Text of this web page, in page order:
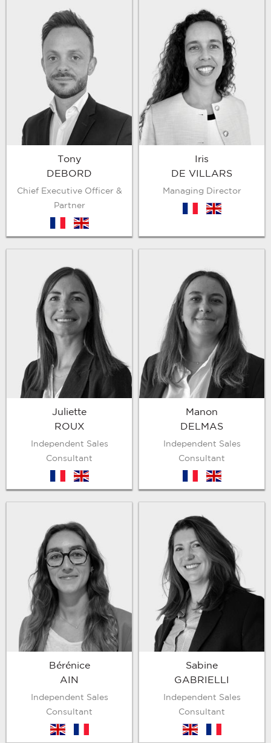
Tony
DEBORD
Chief Executive Officer &
Partner
en
Iris
DE VILLARS
Managing Director
en
Juliette
ROUX
Independent Sales
Consultant
en
Manon
DELMAS
Independent Sales
Consultant
en
Bérénice
AIN
Independent Sales
Consultant
en
Sabine
GABRIELLI
Independent Sales
Consultant
en